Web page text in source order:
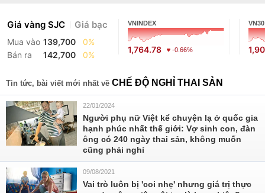
Giá vàng SJC Giá bạc
Mua vào 139,700
0%
Bán ra
142,700 0%
VNINDEX
1,764.78 -0.66%
VN30
Tin tức, bài viết mới nhất về CHẾ ĐỘ NGHỈ THAI SẢN
22/01/2024
Người phụ nữ Việt kể chuyện lạ ở quốc gia
hạnh phúc nhất thế giới: Vợ sinh con, đàn
ông có 240 ngày thai sản, không muốn
cũng phải nghỉ
09/08/2021
Vai trò luôn bị 'coi nhẹ' nhưng giá trị thực